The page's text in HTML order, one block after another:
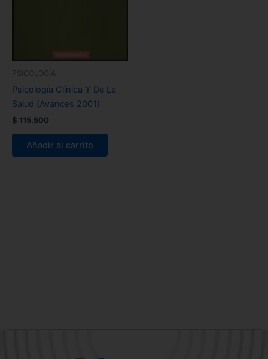
PSICOLOGÍA
Psicología Clínica Y De La
Salud (Avances 2001)
$ 115.500
Añadir al carrito